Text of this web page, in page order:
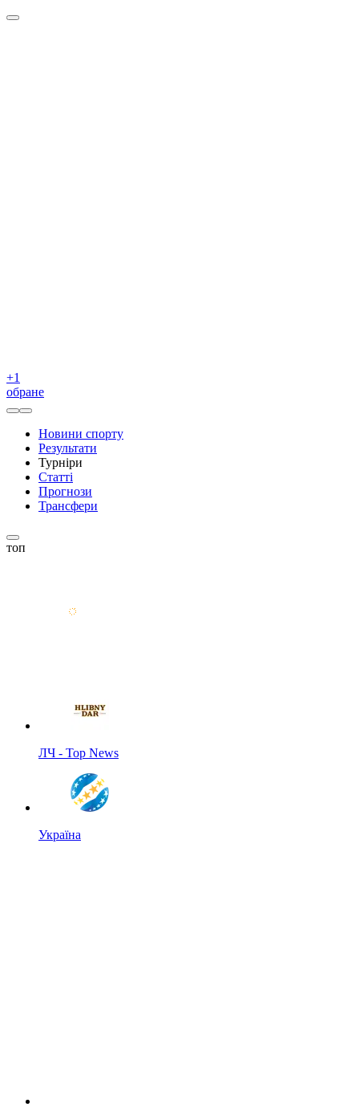
+1
обране
Новини спорту
Результати
Турніри
Статті
Прогнози
Трансфери
топ
ЛЧ - Top News
Україна